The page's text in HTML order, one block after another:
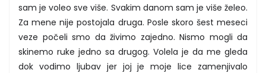
sam je voleo sve više. Svakim danom sam je više želeo.
Za mene nije postojala druga. Posle skoro šest meseci
veze počeli smo da živimo zajedno. Nismo mogli da
skinemo ruke jedno sa drugog. Volela je da me gleda
dok vodimo ljubav jer joj je moje lice zamenjivalo